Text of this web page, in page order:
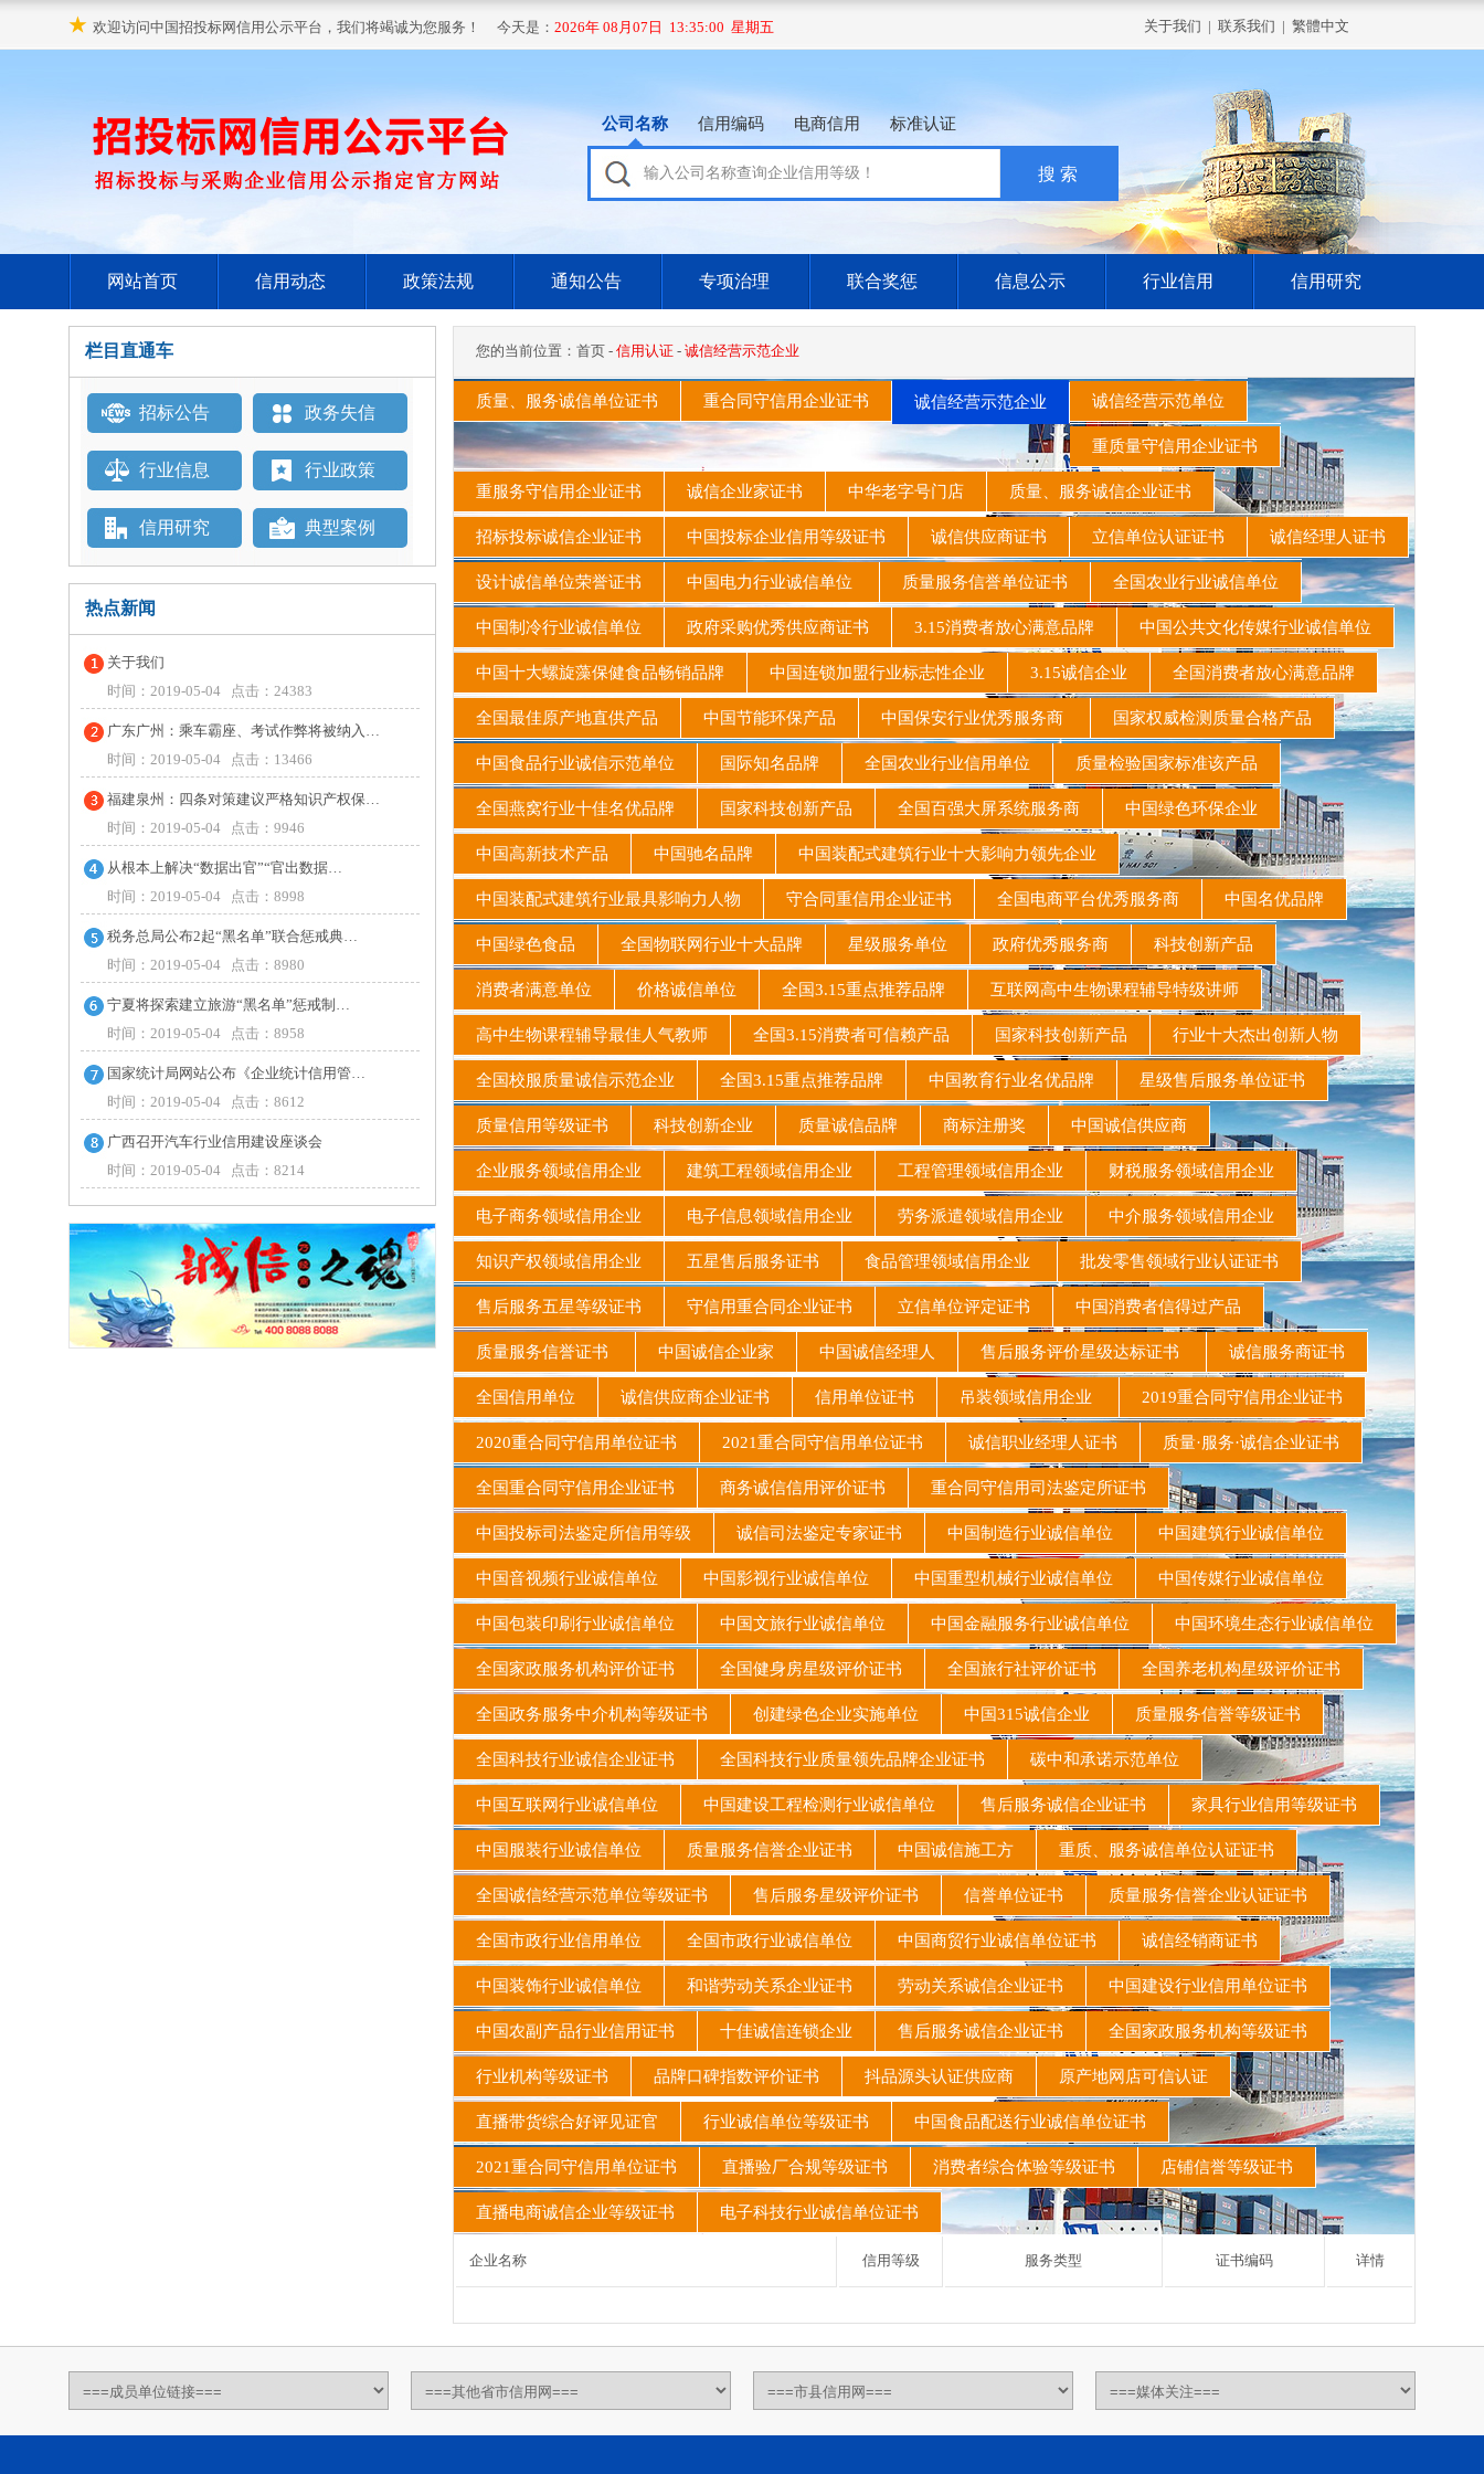
★ 欢迎访问中国招投标网信用公示平台，我们将竭诚为您服务！ 今天是： 2026年 08月07日 13:35:01 星期五 关于我们 | 联系我们 | 繁體中文
公司名称 信用编码 电商信用 标准认证
网站首页 信用动态 政策法规 通知公告 专项治理 联合奖惩 信息公示 行业信用 信用研究
栏目直通车
招标公告 政务失信
行业信息 行业政策
信用研究 典型案例
热点新闻
关于我们
时间：2019-05-04 点击：24383
广东广州：乘车霸座、考试作弊将被纳入…
时间：2019-05-04 点击：13466
福建泉州：四条对策建议严格知识产权保…
时间：2019-05-04 点击：9946
从根本上解决“数据出官”“官出数据…
时间：2019-05-04 点击：8998
税务总局公布2起“黑名单”联合惩戒典…
时间：2019-05-04 点击：8980
宁夏将探索建立旅游“黑名单”惩戒制…
时间：2019-05-04 点击：8958
国家统计局网站公布《企业统计信用管…
时间：2019-05-04 点击：8612
广西召开汽车行业信用建设座谈会
时间：2019-05-04 点击：8214
您的当前位置： 首页 - 信用认证 - 诚信经营示范企业
质量、服务诚信单位证书 重合同守信用企业证书 诚信经营示范企业 诚信经营示范单位
重质量守信用企业证书
重服务守信用企业证书 诚信企业家证书 中华老字号门店 质量、服务诚信企业证书
招标投标诚信企业证书 中国投标企业信用等级证书 诚信供应商证书 立信单位认证证书 诚信经理人证书
设计诚信单位荣誉证书 中国电力行业诚信单位 质量服务信誉单位证书 全国农业行业诚信单位
中国制冷行业诚信单位 政府采购优秀供应商证书 3.15消费者放心满意品牌 中国公共文化传媒行业诚信单位
中国十大螺旋藻保健食品畅销品牌 中国连锁加盟行业标志性企业 3.15诚信企业 全国消费者放心满意品牌
全国最佳原产地直供产品 中国节能环保产品 中国保安行业优秀服务商 国家权威检测质量合格产品
中国食品行业诚信示范单位 国际知名品牌 全国农业行业信用单位 质量检验国家标准该产品
全国燕窝行业十佳名优品牌 国家科技创新产品 全国百强大屏系统服务商 中国绿色环保企业
中国高新技术产品 中国驰名品牌 中国装配式建筑行业十大影响力领先企业
中国装配式建筑行业最具影响力人物 守合同重信用企业证书 全国电商平台优秀服务商 中国名优品牌
中国绿色食品 全国物联网行业十大品牌 星级服务单位 政府优秀服务商 科技创新产品
消费者满意单位 价格诚信单位 全国3.15重点推荐品牌 互联网高中生物课程辅导特级讲师
高中生物课程辅导最佳人气教师 全国3.15消费者可信赖产品 国家科技创新产品 行业十大杰出创新人物
全国校服质量诚信示范企业 全国3.15重点推荐品牌 中国教育行业名优品牌 星级售后服务单位证书
质量信用等级证书 科技创新企业 质量诚信品牌 商标注册奖 中国诚信供应商
企业服务领域信用企业 建筑工程领域信用企业 工程管理领域信用企业 财税服务领域信用企业
电子商务领域信用企业 电子信息领域信用企业 劳务派遣领域信用企业 中介服务领域信用企业
知识产权领域信用企业 五星售后服务证书 食品管理领域信用企业 批发零售领域行业认证证书
售后服务五星等级证书 守信用重合同企业证书 立信单位评定证书 中国消费者信得过产品
质量服务信誉证书 中国诚信企业家 中国诚信经理人 售后服务评价星级达标证书 诚信服务商证书
全国信用单位 诚信供应商企业证书 信用单位证书 吊装领域信用企业 2019重合同守信用企业证书
2020重合同守信用单位证书 2021重合同守信用单位证书 诚信职业经理人证书 质量·服务·诚信企业证书
全国重合同守信用企业证书 商务诚信信用评价证书 重合同守信用司法鉴定所证书
中国投标司法鉴定所信用等级 诚信司法鉴定专家证书 中国制造行业诚信单位 中国建筑行业诚信单位
中国音视频行业诚信单位 中国影视行业诚信单位 中国重型机械行业诚信单位 中国传媒行业诚信单位
中国包装印刷行业诚信单位 中国文旅行业诚信单位 中国金融服务行业诚信单位 中国环境生态行业诚信单位
全国家政服务机构评价证书 全国健身房星级评价证书 全国旅行社评价证书 全国养老机构星级评价证书
全国政务服务中介机构等级证书 创建绿色企业实施单位 中国315诚信企业 质量服务信誉等级证书
全国科技行业诚信企业证书 全国科技行业质量领先品牌企业证书 碳中和承诺示范单位
中国互联网行业诚信单位 中国建设工程检测行业诚信单位 售后服务诚信企业证书 家具行业信用等级证书
中国服装行业诚信单位 质量服务信誉企业证书 中国诚信施工方 重质、服务诚信单位认证证书
全国诚信经营示范单位等级证书 售后服务星级评价证书 信誉单位证书 质量服务信誉企业认证证书
全国市政行业信用单位 全国市政行业诚信单位 中国商贸行业诚信单位证书 诚信经销商证书
中国装饰行业诚信单位 和谐劳动关系企业证书 劳动关系诚信企业证书 中国建设行业信用单位证书
中国农副产品行业信用证书 十佳诚信连锁企业 售后服务诚信企业证书 全国家政服务机构等级证书
行业机构等级证书 品牌口碑指数评价证书 抖品源头认证供应商 原产地网店可信认证
直播带货综合好评见证官 行业诚信单位等级证书 中国食品配送行业诚信单位证书
2021重合同守信用单位证书 直播验厂合规等级证书 消费者综合体验等级证书 店铺信誉等级证书
直播电商诚信企业等级证书 电子科技行业诚信单位证书
企业名称 信用等级 服务类型 证书编码 详情